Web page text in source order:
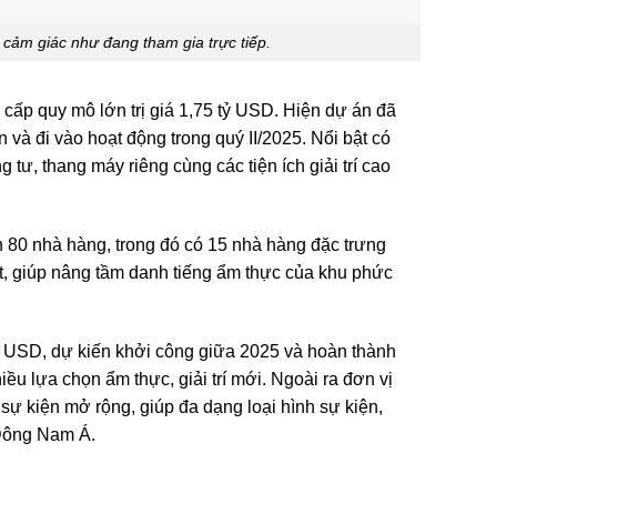
giác như đang tham gia trực tiếp.
quy mô lớn trị giá 1,75 tỷ USD. Hiện dự án đã
đi vào hoạt động trong quý II/2025. Nổi bật có
tư, thang máy riêng cùng các tiện ích giải trí cao
nhà hàng, trong đó có 15 nhà hàng đặc trưng
giúp nâng tầm danh tiếng ẩm thực của khu phức
dự kiến khởi công giữa 2025 và hoàn thành
lựa chọn ẩm thực, giải trí mới. Ngoài ra đơn vị
kiện mở rộng, giúp đa dạng loại hình sự kiện,
Nam Á.